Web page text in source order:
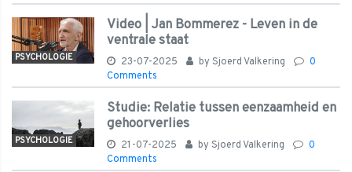
PSYCHOLOGIE
Video | Jan Bommerez - Leven in de
ventrale staat
23-07-2025 by Sjoerd Valkering
0
Comments
PSYCHOLOGIE
Studie: Relatie tussen eenzaamheid en
gehoorverlies
21-07-2025 by Sjoerd Valkering
0
Comments